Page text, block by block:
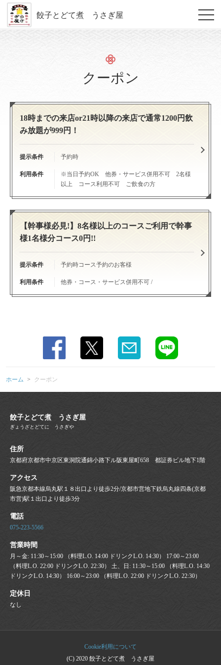
餃子とどて煮 うさぎ屋
クーポン
18時までの来店or21時以降の来店で通常1200円飲
み放題が999円！
提示条件 予約時
利用条件
※当日予約OK 他券・サービス併用不可 2名様
以上 コース利用不可 ご飲食の方
【幹事様必見!】8名様以上のコースご利用で幹事
様1名様分コース0円!!
提示条件 予約時コース予約のお客様
利用条件 他券・コース・サービス併用不可 /
ホーム クーポン
餃子とどて煮 うさぎ屋
ぎょうざとどてに うさぎや
住所
京都府京都市中京区東洞院通錦小路下ル阪東屋町658 都証券ビル地下1階
アクセス
阪急京都本線烏丸駅１８出口より徒歩2分/京都市営地下鉄烏丸線四条(京都
市営)駅１出口より徒歩3分
電話
075-223-5566
営業時間
月～金: 11:30～15:00 （料理L.O. 14:00 ドリンクL.O. 14:30） 17:00～23:00
（料理L.O. 22:00 ドリンクL.O. 22:30） 土、日: 11:30～15:00 （料理L.O. 14:30
ドリンクL.O. 14:30） 16:00～23:00 （料理L.O. 22:00 ドリンクL.O. 22:30）
定休日
なし
Cookie利用について
(C) 2020 餃子とどて煮 うさぎ屋
この店舗情報をシェアする
https://gyozatodoteni-usagiya.owst.jp/coupons